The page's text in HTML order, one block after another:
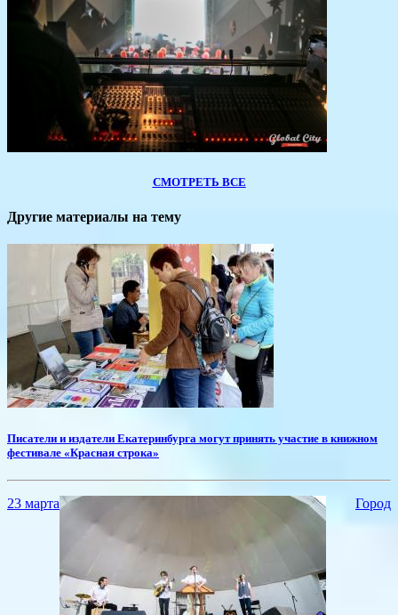
СМОТРЕТЬ ВСЕ
Другие материалы на тему
​Писатели и издатели Екатеринбурга могут принять участие в книжном
фестивале «Красная строка»
23 марта Город